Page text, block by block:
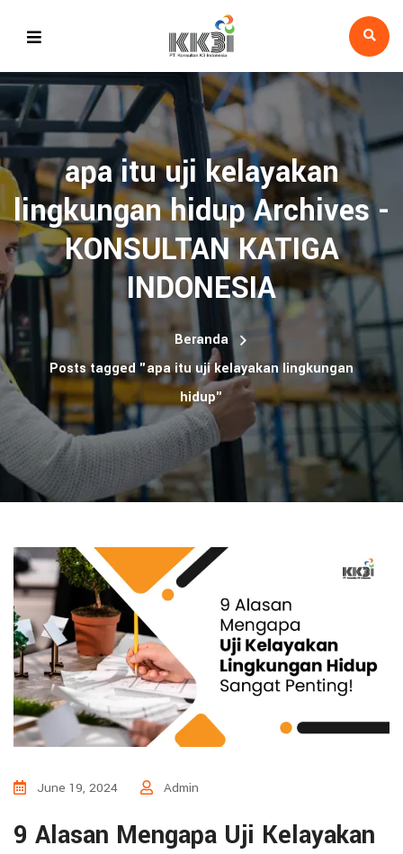
apa itu uji kelayakan
lingkungan hidup Archives -
KONSULTAN KATIGA
INDONESIA
Beranda
Posts tagged "apa itu uji kelayakan lingkungan
hidup"
June 19, 2024 Admin
9 Alasan Mengapa Uji Kelayakan